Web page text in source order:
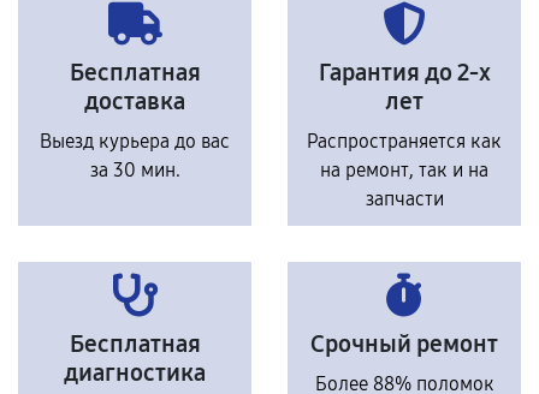
Бесплатная
доставка
Выезд курьера до вас
за 30 мин.
Гарантия до 2-х
лет
Распространяется как
на ремонт, так и на
запчасти
Бесплатная
диагностика
Срочный ремонт
Более 88% поломок